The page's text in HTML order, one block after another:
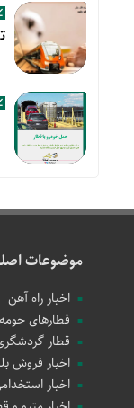
موضوعات
اخبار راه آهن
قطارهای
قطار
اخبار فروش
اخبار